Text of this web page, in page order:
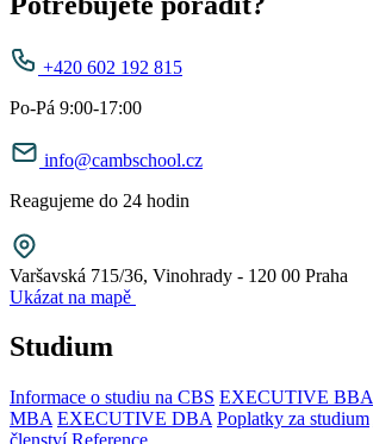
+420 602 192 815
Po-Pá 9:00-17:00
info@cambschool.cz
Reagujeme do 24 hodin
Varšavská 715/36, Vinohrady - 120 00 Praha
Ukázat na mapě
Studium
Informace o studiu na CBS EXECUTIVE BBA
MBA EXECUTIVE DBA Poplatky za studium